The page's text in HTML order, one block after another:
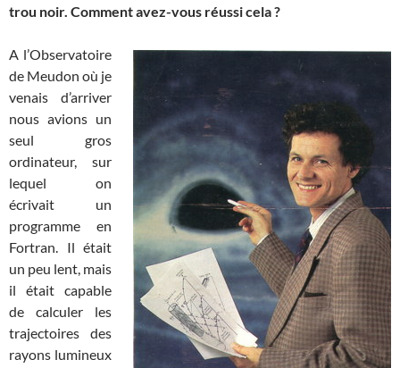
trou noir. Comment avez-vous réussi cela ?
A l’Observatoire
de Meudon où je
venais d’arriver
nous avions un
seul gros
ordinateur, sur
lequel on
écrivait un
programme en
Fortran. Il était
un peu lent, mais
il était capable
de calculer les
trajectoires des
rayons lumineux